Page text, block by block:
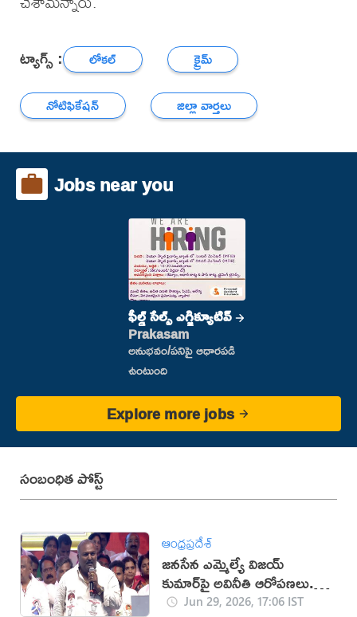
ట్యాగ్స్ : లోకల్
క్రైమ్
నోటిఫికేషన్
జిల్లా వార్తలు
Jobs near you
ఫీల్డ్ సేల్స్ ఎగ్జిక్యూటివ్
Prakasam
అనుభవం/పనిపై ఆధారపడి
ఉంటుంది
Explore more jobs
సంబంధిత పోస్ట్
ఆంధ్రప్రదేశ్
జనసేన ఎమ్మెల్యే విజయ్
కుమార్‌పై అవినీతి ఆరోపణలు..
పార్టీలో గుర్తింపు కష్టమేనా?
Jun 29, 2026, 17:06 IST